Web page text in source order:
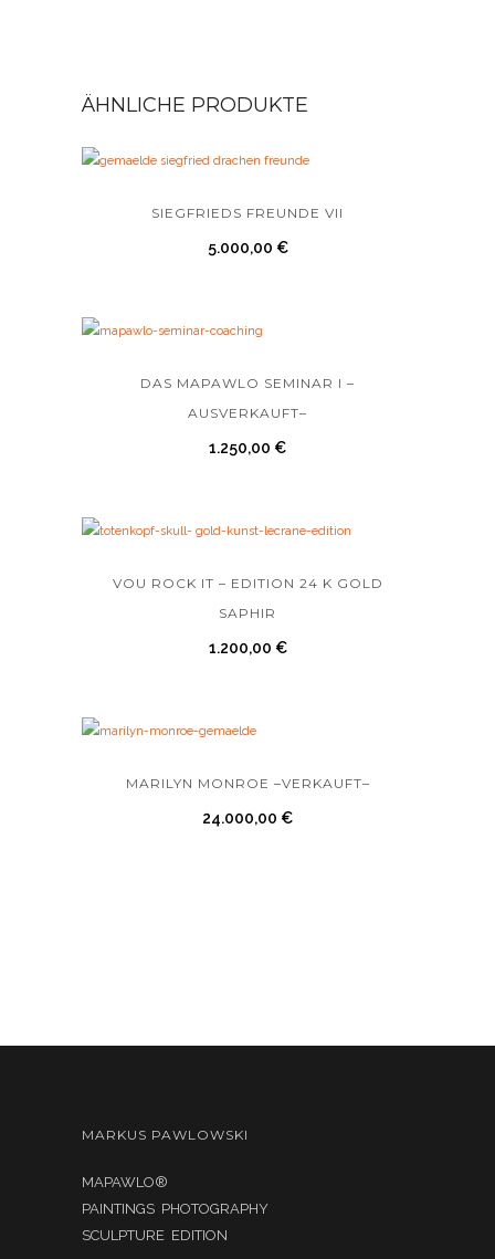
ÄHNLICHE PRODUKTE
SIEGFRIEDS FREUNDE VII
5.000,00 €
DAS MAPAWLO SEMINAR I –
AUSVERKAUFT–
1.250,00 €
VOU ROCK IT – EDITION 24 K GOLD
SAPHIR
1.200,00 €
MARILYN MONROE –VERKAUFT–
24.000,00 €
MARKUS PAWLOWSKI
MAPAWLO®
PAINTINGS PHOTOGRAPHY
SCULPTURE EDITION